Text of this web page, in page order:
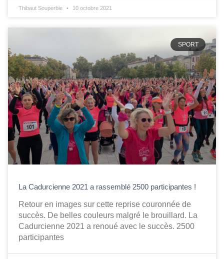
Thibaut Souperbie 10 octobre 2021
SPORT
La Cadurcienne 2021 a rassemblé 2500 participantes !
Retour en images sur cette reprise couronnée de
succès. De belles couleurs malgré le brouillard. La
Cadurcienne 2021 a renoué avec le succès. 2500
participantes